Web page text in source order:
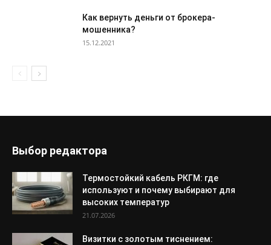
Как вернуть деньги от брокера-
мошенника?
15.12.2021
Выбор редактора
Термостойкий кабель РКГМ: где
используют и почему выбирают для
высоких температур
21.07.2026
Визитки с золотым тиснением: